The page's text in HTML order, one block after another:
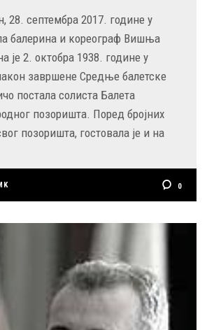
септембра 2017. године у
балерина и кореограф Вишња
је 2. октобра 1938. године у
завршене Средње балетске
постала солиста Балета
позоришта. Поред бројних
позоришта, гостовала је и на
0